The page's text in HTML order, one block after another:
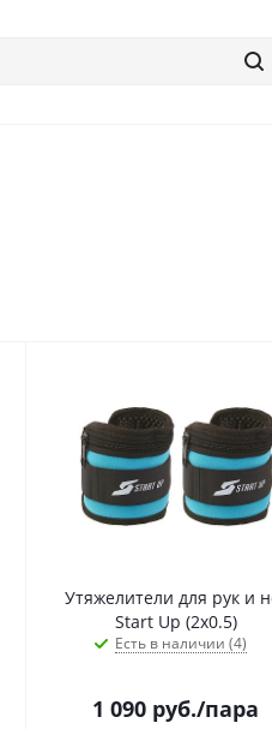
Утяжелители для рук и
Start Up (2х0.5)
Есть в наличии (4)
1 090 руб./пара